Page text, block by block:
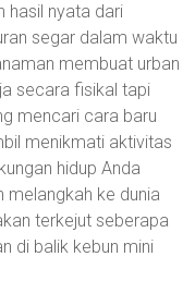
hasil nyata dari
segar dalam waktu
membuat urban
secara fisikal tapi
mencari cara baru
menikmati aktivitas
hidup Anda
ke dunia
terkejut seberapa
di balik kebun mini